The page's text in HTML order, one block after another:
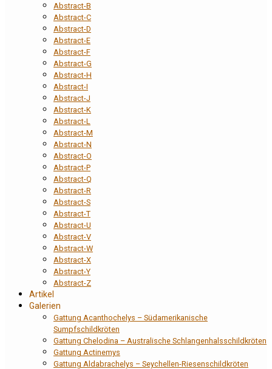
Abstract-B
Abstract-C
Abstract-D
Abstract-E
Abstract-F
Abstract-G
Abstract-H
Abstract-I
Abstract-J
Abstract-K
Abstract-L
Abstract-M
Abstract-N
Abstract-O
Abstract-P
Abstract-Q
Abstract-R
Abstract-S
Abstract-T
Abstract-U
Abstract-V
Abstract-W
Abstract-X
Abstract-Y
Abstract-Z
Artikel
Galerien
Gattung Acanthochelys – Südamerikanische
Sumpfschildkröten
Gattung Chelodina – Australische Schlangenhalsschildkröten
Gattung Actinemys
Gattung Aldabrachelys – Seychellen-Riesenschildkröten